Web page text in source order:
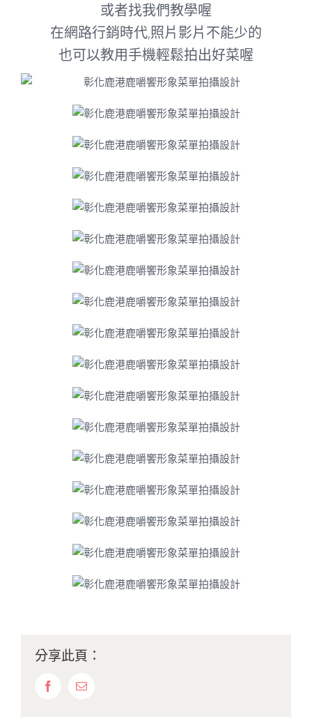
或者找我們教學喔
在網路行銷時代,照片影片不能少的
也可以教用手機輕鬆拍出好菜喔
分享此頁：
FacebookEmail: